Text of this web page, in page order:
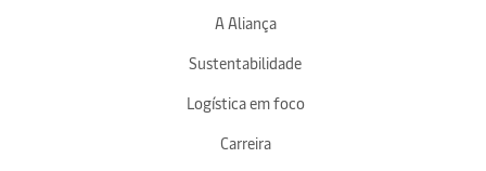
A Aliança
Sustentabilidade
Logística em foco
Carreira